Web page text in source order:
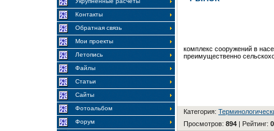
Контакты
Обратная связь
Мои проекты
Летопись
Файлы
Статьи
Сайты
Фотоальбом
Форум
комплекс сооружений в
преимущественно
Категория:
Просмотров: 894 | Рейтинг: